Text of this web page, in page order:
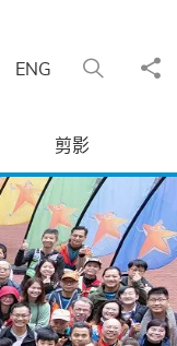
ENG 搜尋 分
剪影